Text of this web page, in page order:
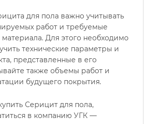
для пола важно учитывать
работ и требуемые
материала. Для этого необходимо
технические параметры и
представленные в его
также объемы работ и
будущего покрытия.
Серицит для пола,
в компанию УГК —